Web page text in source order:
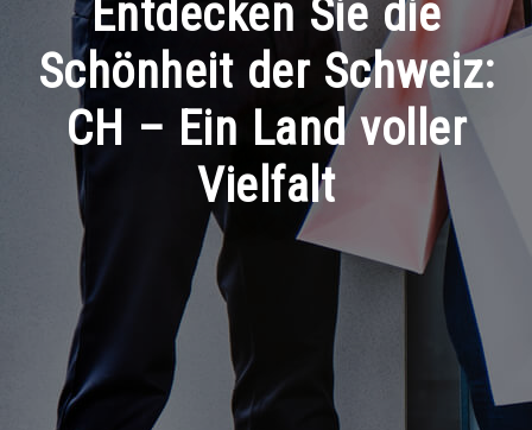
Entdecken Sie die
Schönheit der Schweiz:
CH – Ein Land voller
Vielfalt